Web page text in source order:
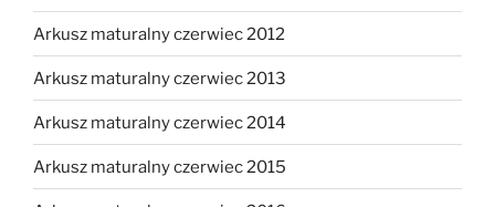
Arkusz maturalny czerwiec 2012
Arkusz maturalny czerwiec 2013
Arkusz maturalny czerwiec 2014
Arkusz maturalny czerwiec 2015